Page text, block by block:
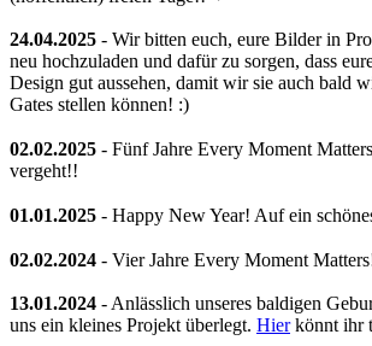
24.04.2025 - Wir bitten euch, eure Bilder in
neu hochzuladen und dafür zu sorgen, dass
Design gut aussehen, damit wir sie auch bald
Gates stellen können! :)
02.02.2025 - Fünf Jahre Every Moment
vergeht!!
01.01.2025 - Happy New Year! Auf ein
02.02.2024 - Vier Jahre Every Moment
13.01.2024 - Anlässlich unseres baldigen
uns ein kleines Projekt überlegt. Hierkönnt ihr